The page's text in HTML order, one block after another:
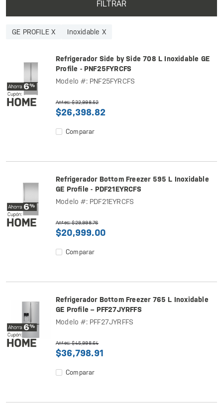
FILTRAR
GE PROFILE X Inoxidable X
Refrigerador Side by Side 708 L Inoxidable GE
Profile - PNF25FYRCFS
Modelo #: PNF25FYRCFS
Antes: $32,998.52
$26,398.82
Comparar
Refrigerador Bottom Freezer 595 L Inoxidable
GE Profile - PDF21EYRCFS
Modelo #: PDF21EYRCFS
Antes: $29,998.76
$20,999.00
Comparar
Refrigerador Bottom Freezer 765 L Inoxidable
GE Profile – PFF27JYRFFS
Modelo #: PFF27JYRFFS
Antes: $45,998.64
$36,798.91
Comparar